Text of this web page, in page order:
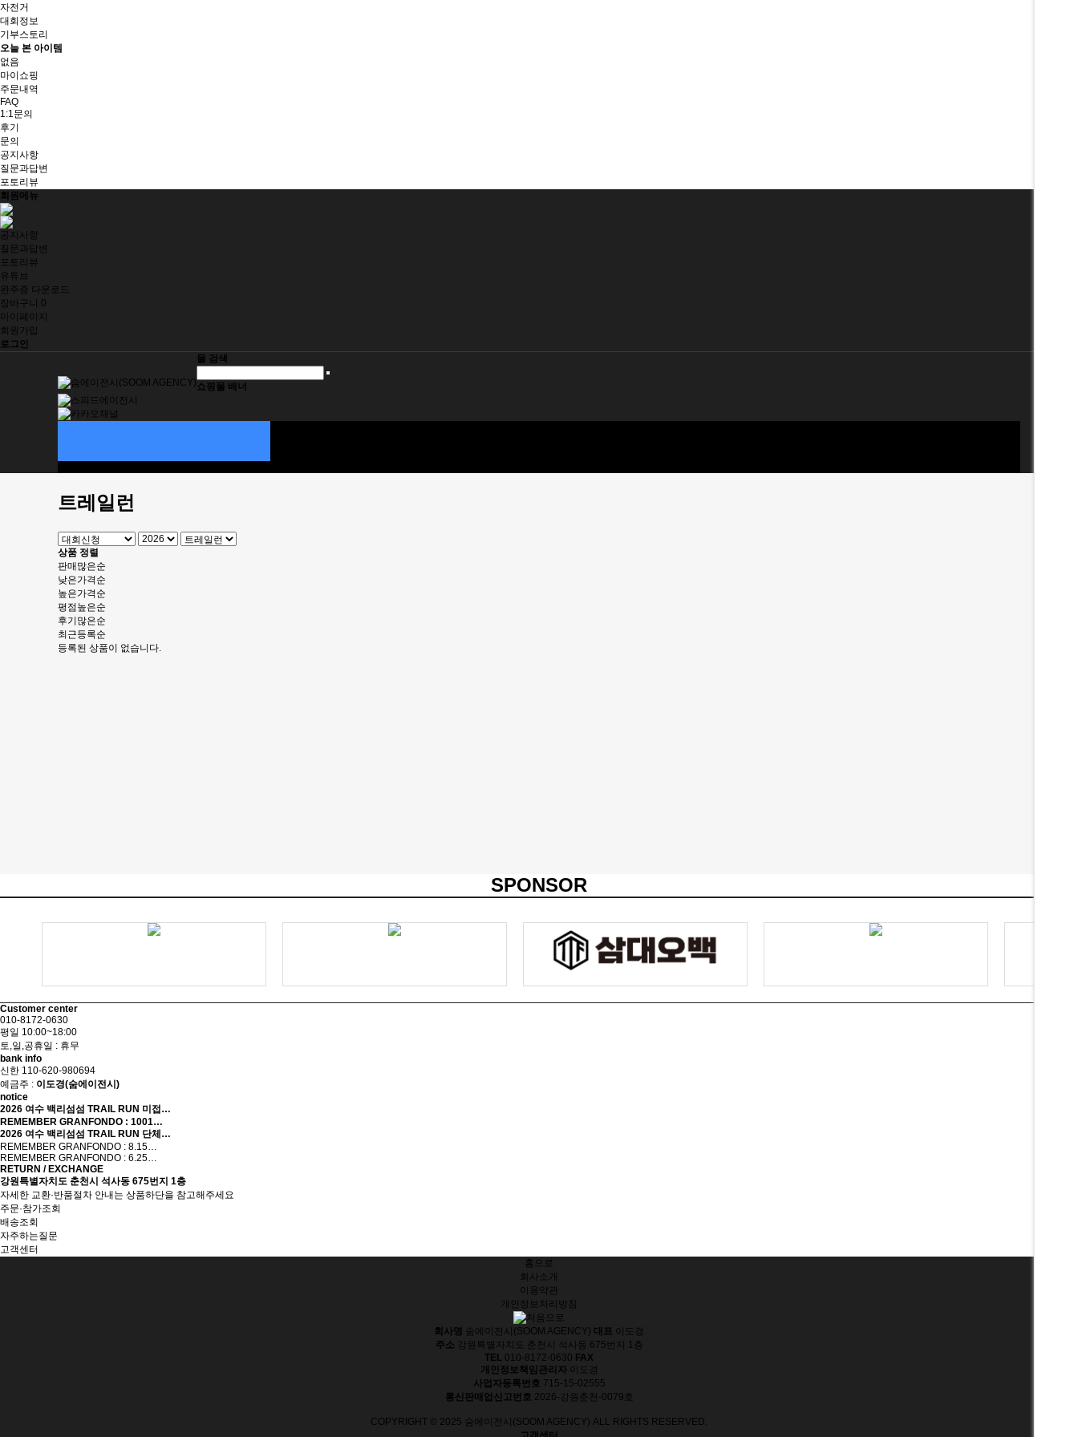
자전거
대회정보
기부스토리
오늘 본 아이템
없음
마이쇼핑
주문내역
FAQ
1:1문의
후기
문의
공지사항
질문과답변
포토리뷰
회원메뉴
공지사항
질문과답변
포토리뷰
유튜브
완주증 다운로드
장바구니
0
마이페이지
회원가입
로그인
몰 검색
쇼핑몰 배너
트레일런
상품 정렬
판매많은순
낮은가격순
높은가격순
평점높은순
후기많은순
최근등록순
등록된 상품이 없습니다.
SPONSOR
Customer center
010-8172-0630
평일 10:00~18:00
토,일,공휴일 : 휴무
bank info
신한 110-620-980694
예금주 : 이도경(숨에이전시)
notice
2026 여수 백리섬섬 TRAIL RUN 미접…
REMEMBER GRANFONDO : 1001…
2026 여수 백리섬섬 TRAIL RUN 단체…
REMEMBER GRANFONDO : 8.15…
REMEMBER GRANFONDO : 6.25…
RETURN / EXCHANGE
강원특별자치도 춘천시 석사동 675번지 1층
자세한 교환·반품절차 안내는 상품하단을 참고해주세요
주문·참가조회
배송조회
자주하는질문
고객센터
홈으로
회사소개
이용약관
개인정보처리방침
회사명 숨에이전시(SOOM AGENCY) 대표 이도경
주소 강원특별자치도 춘천시 석사동 675번지 1층
TEL 010-8172-0630 FAX
개인정보책임관리자이도경
사업자등록번호 715-15-02555
통신판매업신고번호 2026-강원춘천-0079호
COPYRIGHT © 2025 숨에이전시(SOOM AGENCY) ALL RIGHTS RESERVED.